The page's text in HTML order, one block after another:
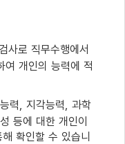
사로 직무수행에서
여 개인의 능력에 적
력, 지각능력, 과학
등에 대한 개인이
확인할 수 있습니